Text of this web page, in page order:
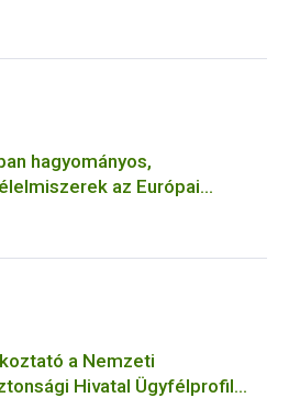
hagyományos,
az Európai
a Nemzeti
Hivatal Ügyfélprofil